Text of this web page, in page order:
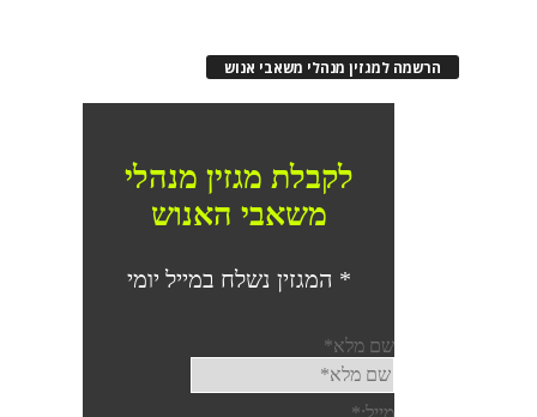
הרשמה למגזין מנהלי משאבי אנוש